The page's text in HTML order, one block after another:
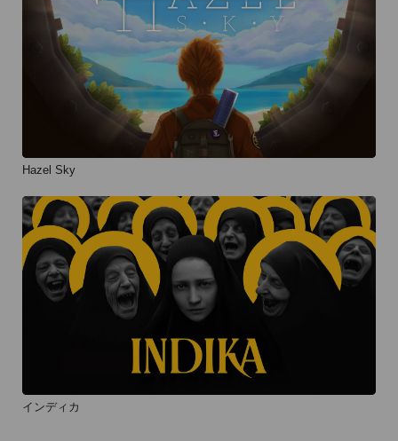
Hazel Sky
インディカ